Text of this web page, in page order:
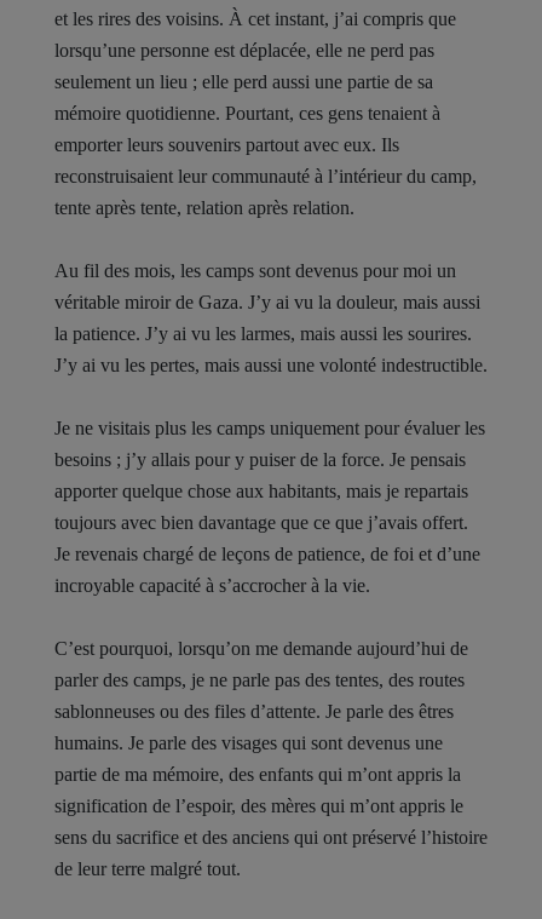
et les rires des voisins. À cet instant, j’ai compris que
lorsqu’une personne est déplacée, elle ne perd pas
seulement un lieu ; elle perd aussi une partie de sa
mémoire quotidienne. Pourtant, ces gens tenaient à
emporter leurs souvenirs partout avec eux. Ils
reconstruisaient leur communauté à l’intérieur du camp,
tente après tente, relation après relation.
Au fil des mois, les camps sont devenus pour moi un
véritable miroir de Gaza. J’y ai vu la douleur, mais aussi
la patience. J’y ai vu les larmes, mais aussi les sourires.
J’y ai vu les pertes, mais aussi une volonté indestructible.
Je ne visitais plus les camps uniquement pour évaluer les
besoins ; j’y allais pour y puiser de la force. Je pensais
apporter quelque chose aux habitants, mais je repartais
toujours avec bien davantage que ce que j’avais offert.
Je revenais chargé de leçons de patience, de foi et d’une
incroyable capacité à s’accrocher à la vie.
C’est pourquoi, lorsqu’on me demande aujourd’hui de
parler des camps, je ne parle pas des tentes, des routes
sablonneuses ou des files d’attente. Je parle des êtres
humains. Je parle des visages qui sont devenus une
partie de ma mémoire, des enfants qui m’ont appris la
signification de l’espoir, des mères qui m’ont appris le
sens du sacrifice et des anciens qui ont préservé l’histoire
de leur terre malgré tout.